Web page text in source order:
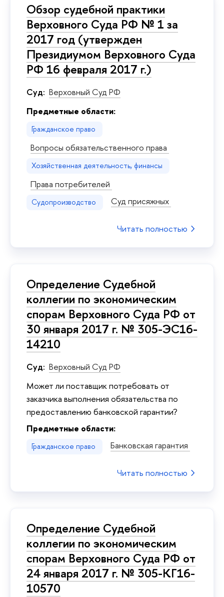
Обзор судебной практики
Верховного Суда РФ № 1 за
2017 год (утвержден
Президиумом Верховного Суда
РФ 16 февраля 2017 г.)
Суд: Верховный Суд РФ
Предметные области:
Гражданское право
Вопросы обязательственного права
Хозяйственная деятельность, финансы
Права потребителей
Судопроизводство Суд присяжных
Читать полностью
Определение Судебной
коллегии по экономическим
спорам Верховного Суда РФ от
30 января 2017 г. № 305-ЭС16-
14210
Суд: Верховный Суд РФ
Может ли поставщик потребовать от
заказчика выполнения обязательства по
предоставлению банковской гарантии?
Предметные области:
Гражданское право Банковская гарантия
Читать полностью
Определение Судебной
коллегии по экономическим
спорам Верховного Суда РФ от
24 января 2017 г. № 305-КГ16-
10570